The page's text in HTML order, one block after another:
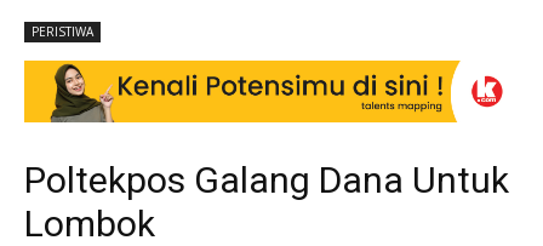
PERISTIWA
Poltekpos Galang Dana Untuk
Lombok